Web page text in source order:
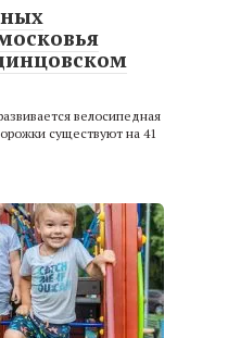
велосипедная
существуют на 41